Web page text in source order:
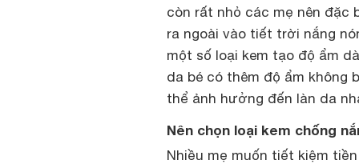
còn rất nhỏ các mẹ nên đặc
ra ngoài vào tiết trời nắng
một số loại kem tạo độ ẩm
da bé có thêm độ ẩm không
thể ảnh hưởng đến làn da
Nên chọn loại kem chống
Nhiều mẹ muốn tiết kiệm